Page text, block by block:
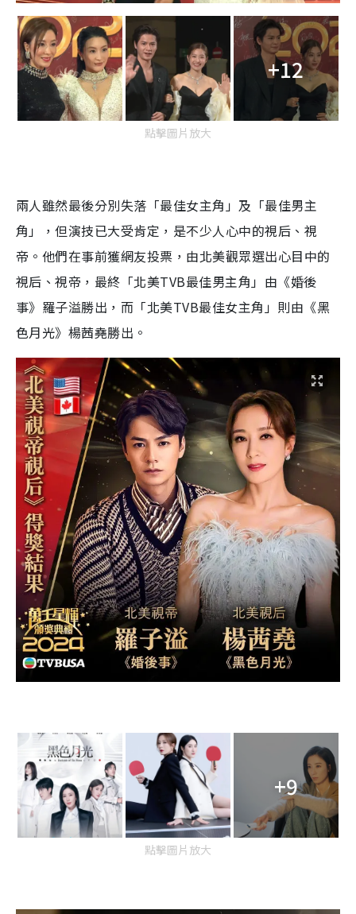
+12
點擊圖片放大
兩人雖然最後分別失落「最佳女主角」及「最佳男主
角」，但演技已大受肯定，是不少人心中的視后、視
帝。他們在事前獲網友投票，由北美觀眾選出心目中的
視后、視帝，最終「北美TVB最佳男主角」由《婚後
事》羅子溢勝出，而「北美TVB最佳女主角」則由《黑
色月光》楊茜堯勝出。
+9
點擊圖片放大